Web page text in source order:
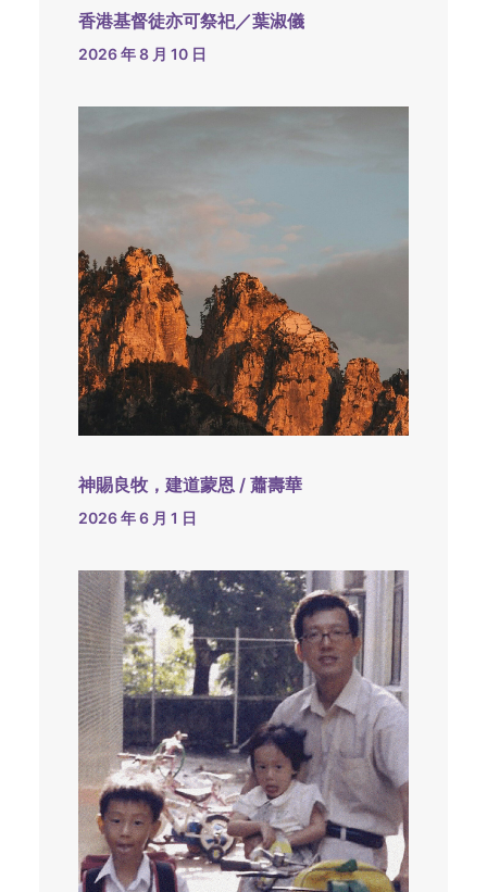
香港基督徒亦可祭祀／葉淑儀
2026 年 8 月 10 日
神賜良牧，建道蒙恩 / 蕭壽華
2026 年 6 月 1 日